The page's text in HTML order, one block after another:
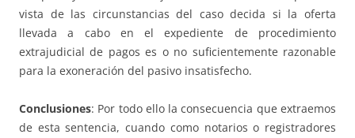
vista de las circunstancias del caso decida si la oferta
llevada a cabo en el expediente de procedimiento
extrajudicial de pagos es o no suficientemente razonable
para la exoneración del pasivo insatisfecho.
Conclusiones: Por todo ello la consecuencia que extraemos
de esta sentencia, cuando como notarios o registradores